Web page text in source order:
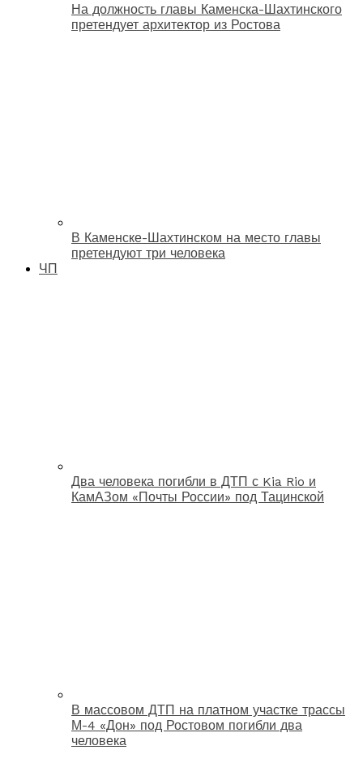
На должность главы Каменска-Шахтинского
претендует архитектор из Ростова
В Каменске-Шахтинском на место главы
претендуют три человека
ЧП
Два человека погибли в ДТП с Kia Rio и
КамАЗом «Почты России» под Тацинской
В массовом ДТП на платном участке трассы
М-4 «Дон» под Ростовом погибли два
человека